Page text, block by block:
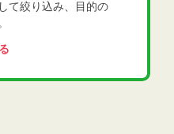
て絞り込み、目的の